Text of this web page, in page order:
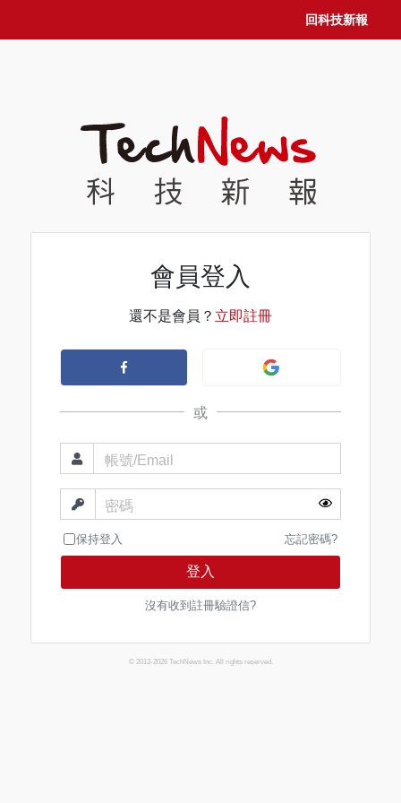
回科技新報
會員登入
還不是會員？ 立即註冊
或
帳號/Email
密碼
保持登入 忘記密碼?
登入
沒有收到註冊驗證信?
© 2013-2026 TechNews Inc. All rights reserved.